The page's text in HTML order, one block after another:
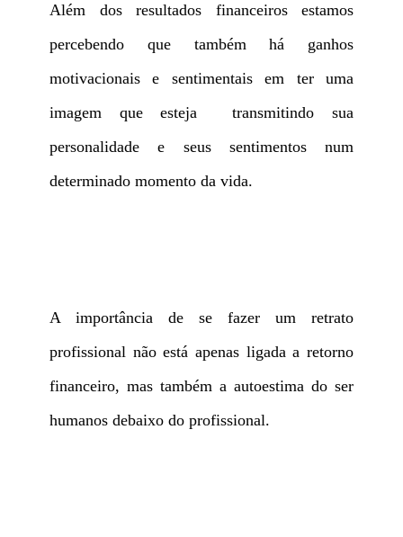
Além dos resultados financeiros estamos
percebendo que também há ganhos
motivacionais e sentimentais em ter uma
imagem que esteja transmitindo sua
personalidade e seus sentimentos num
determinado momento da vida.
A importância de se fazer um retrato
profissional não está apenas ligada a retorno
financeiro, mas também a autoestima do ser
humanos debaixo do profissional.